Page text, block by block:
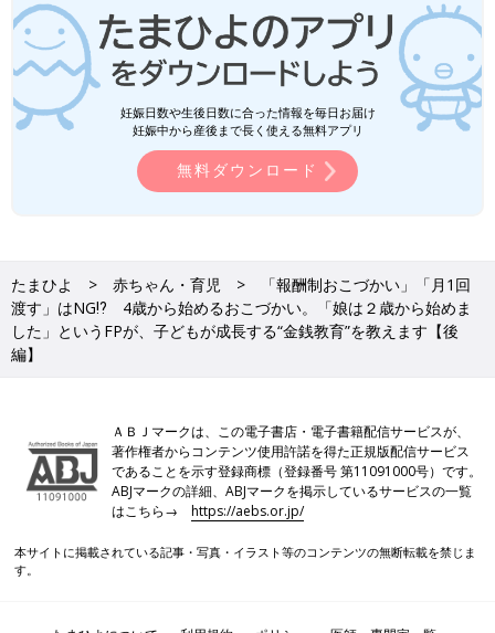
妊娠日数や生後日数に合った情報を毎日お届け
妊娠中から産後まで長く使える無料アプリ
無料ダウンロード
たまひよ 赤ちゃん・育児
「報酬制おこづかい」「月1回
渡す」はNG⁉ 4歳から始めるおこづかい。「娘は２歳から始めま
した」というFPが、子どもが成長する“金銭教育”を教えます【後
編】
ＡＢＪマークは、この電子書店・電子書籍配信サービスが、
著作権者からコンテンツ使用許諾を得た正規版配信サービス
であることを示す登録商標（登録番号 第11091000号）です。
ABJマークの詳細、ABJマークを掲示しているサービスの一覧
はこちら→https://aebs.or.jp/
本サイトに掲載されている記事・写真・イラスト等のコンテンツの無断転載を禁じま
す。